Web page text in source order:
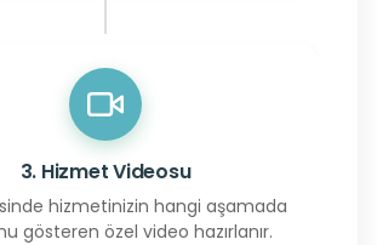
3. Hizmet Videosu
hizmetinizin hangi aşamada
gösteren özel video hazırlanır.